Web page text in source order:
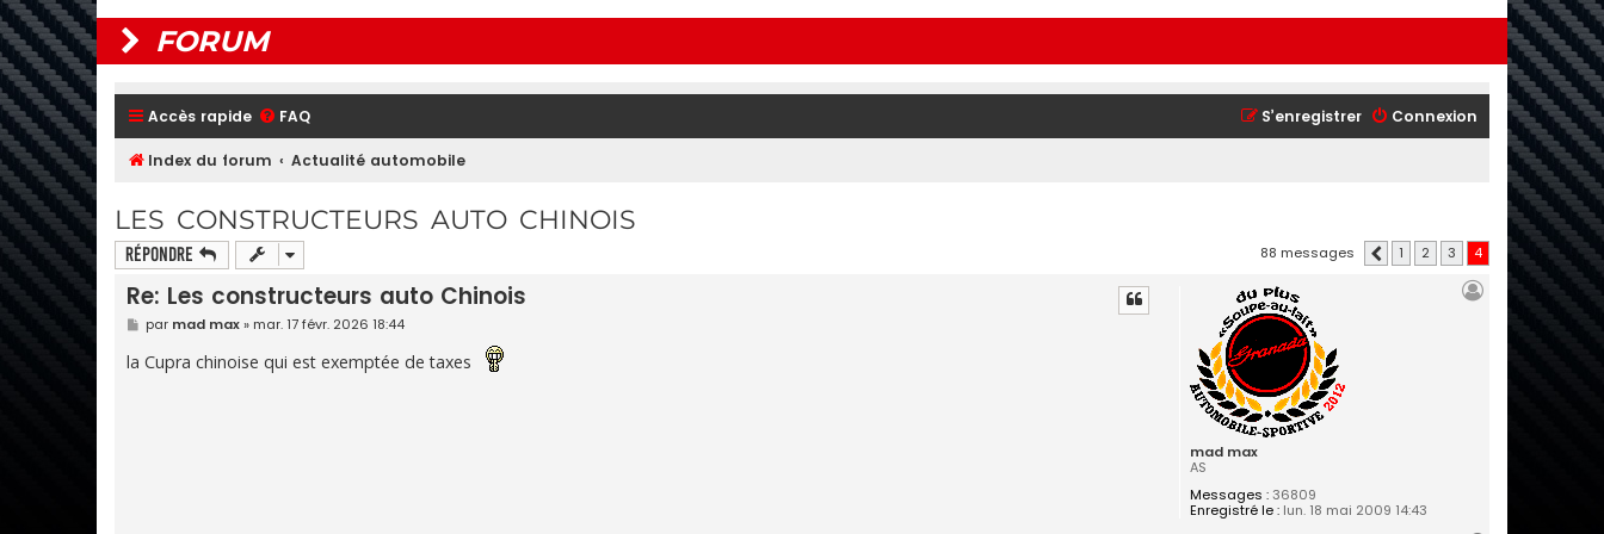
FORUM
Accès rapide FAQ Connexion
S’enregistrer
Index du forum Actualité automobile
LES CONSTRUCTEURS AUTO CHINOIS
Répondre 88 messages Précédente
1 2 3 4
mad max
AS
Messages :36809
Enregistré le :lun. 18 mai 2009 14:43
Re: Les constructeurs auto Chinois
M
e
s
s
par mad max» mar. 17 févr. 2026 18:44
la Cupra chinoise qui est exemptée de taxes